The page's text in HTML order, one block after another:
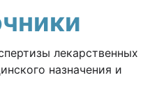
лекарственных
назначения и